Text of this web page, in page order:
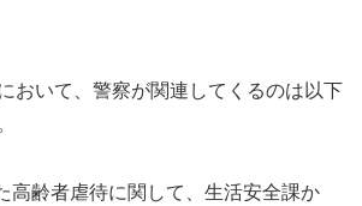
おいて、警察が関連してくるのは以下
高齢者虐待に関して、生活安全課か